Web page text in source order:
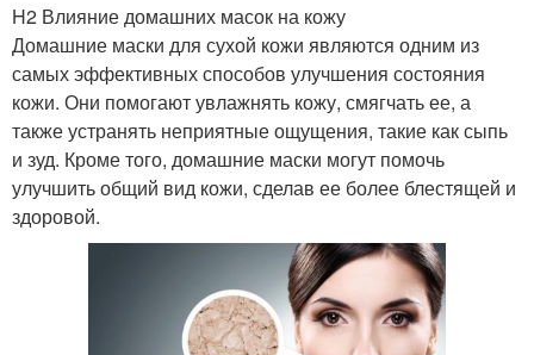
H2 Влияние домашних масок на кожу
Домашние маски для сухой кожи являются одним из
самых эффективных способов улучшения состояния
кожи. Они помогают увлажнять кожу, смягчать ее, а
также устранять неприятные ощущения, такие как сыпь
и зуд. Кроме того, домашние маски могут помочь
улучшить общий вид кожи, сделав ее более блестящей и
здоровой.